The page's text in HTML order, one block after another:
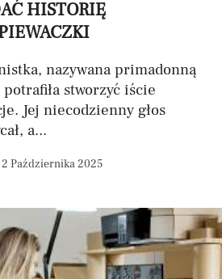
HISTORIĘ
nazywana primadonną
stworzyć iście
Jej niecodzienny głos
a...
2 Października 2025